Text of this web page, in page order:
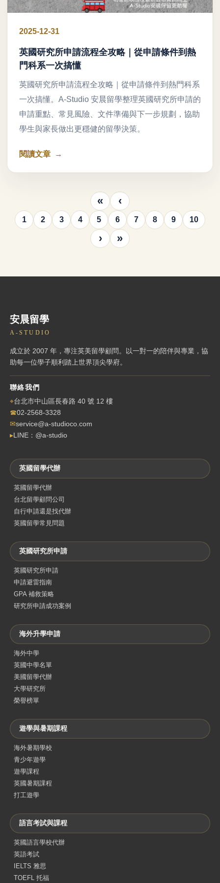
2025-12-31
英國研究所申請流程全攻略｜從申請條件到熱
門科系一次搞懂
英國研究所申請流程全攻略｜從申請條件到熱門科系
一次搞懂。A-Studio 安晨留學整理英國研究所申請的
申請重點、常見風險、文件準備與下一步規劃，協助
學生與家長做出更穩健的留學決策。
閱讀文章
« ‹
1 2 3 4 5 6 7 8 9 10
› »
安晨留學
A-STUDIO
成立於 2007 年，專注英美留學顧問。以一對一的陪伴與專業，協
助每一位學子順利踏上世界頂尖學府。
聯絡我們
⌖台北市中山區長春路 40 號 12 樓
☎02-2568-3328
✉service@a-studioco.com
▸LINE：@a-studio
英國留學代辦
英國留學代辦
台北留學顧問公司
自行申請還是找代辦
英國留學常見問題
英國研究所申請
英國研究所申請
申請避雷指南
GPA 補救策略
研究所申請成功案例
海外升學申請
海外中學
英國中學名單
美國留學代辦
大學研究所
榮譽榜單
遊學與暑期課程
海外暑期學校
青少年遊學
遊學課程
英國暑期課程
打工遊學
語言考試與課程
英國語言學校代辦
英語考試
IELTS 雅思
TOEFL 托福